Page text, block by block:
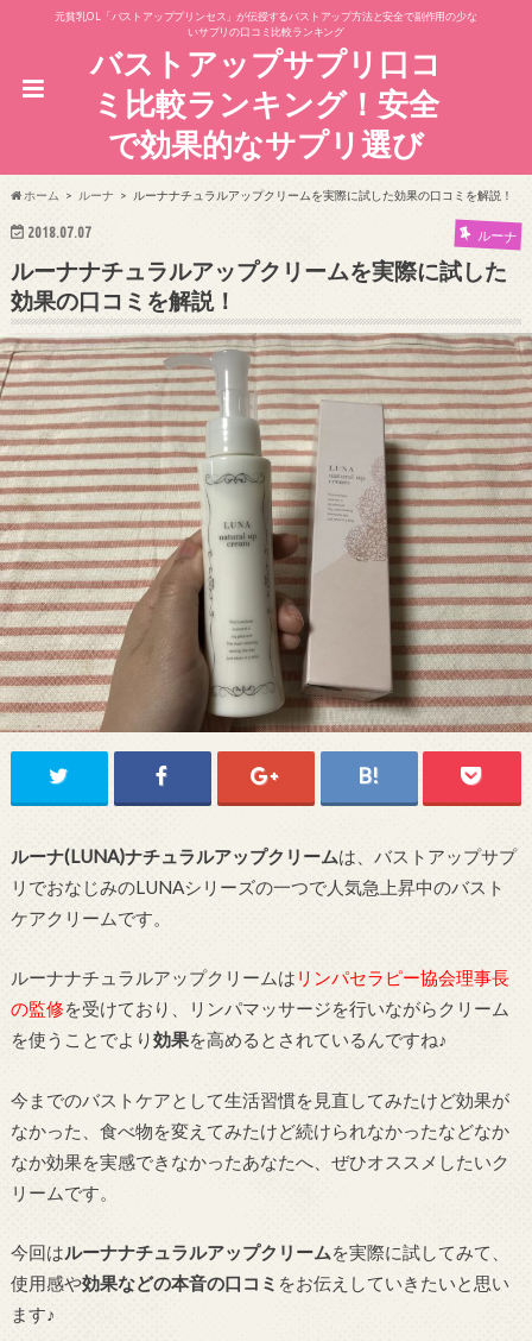
元貧乳OL「バストアッププリンセス」が伝授するバストアップ方法と安全で副作用の少な
いサプリの口コミ比較ランキング
バストアップサプリ口コ
ミ比較ランキング！安全
で効果的なサプリ選び
ホーム ルーナ ルーナナチュラルアップクリームを実際に試した効果の口コミを解説！
2018.07.07 ルーナ
ルーナナチュラルアップクリームを実際に試した
効果の口コミを解説！
ルーナ(LUNA)ナチュラルアップクリームは、バストアップサプ
リでおなじみのLUNAシリーズの一つで人気急上昇中のバスト
ケアクリームです。
ルーナナチュラルアップクリームは リンパセラピー協会理事長
の監修を受けており、リンパマッサージを行いながらクリーム
を使うことでより効果を高めるとされているんですね♪
今までのバストケアとして生活習慣を見直してみたけど効果が
なかった、食べ物を変えてみたけど続けられなかったなどなか
なか効果を実感できなかったあなたへ、ぜひオススメしたいク
リームです。
今回はルーナナチュラルアップクリームを実際に試してみて、
使用感や効果などの本音の口コミ をお伝えしていきたいと思い
ます♪